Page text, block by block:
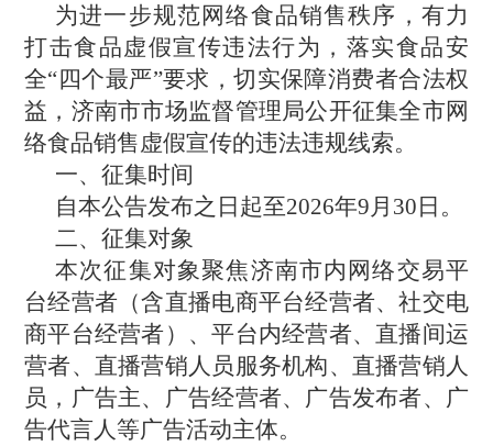
为进一步规范网络食品销售秩序，有力
打击食品虚假宣传违法行为，落实食品安
全“四个最严”要求，切实保障消费者合法权
益， 济南市市场监督管理局公开征集全市网
络食品销售虚假宣传的违法违规线索。
一、 征集时间
自本公告发布之日起至2026年9月30日。
二、征集对象
本次征集对象聚焦济南市内网络交易平
台经营者（含直播电商平台经营者、社交电
商平台经营者）、平台内经营者、直播间运
营者、直播营销人员服务机构、直播营销人
员，广告主、广告经营者、广告发布者、广
告代言人等广告活动主体。